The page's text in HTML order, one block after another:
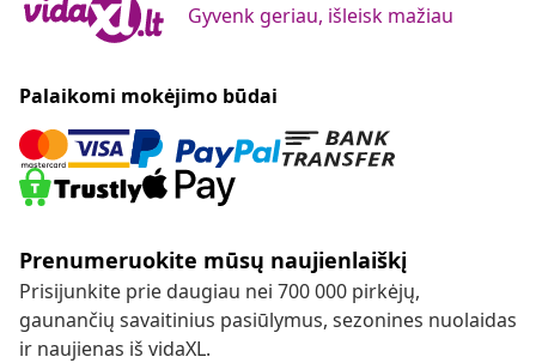
Gyvenk geriau, išleisk mažiau
Palaikomi mokėjimo būdai
Prenumeruokite mūsų naujienlaiškį
Prisijunkite prie daugiau nei 700 000 pirkėjų,
gaunančių savaitinius pasiūlymus, sezonines nuolaidas
ir naujienas iš vidaXL.